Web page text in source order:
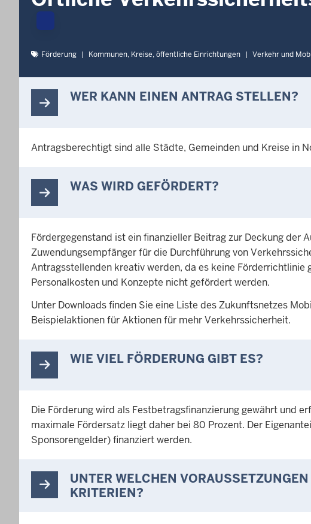
Förderung Kommunen, Kreise, öffentliche Einrichtungen Verkehr und
WER KANN EINEN ANTRAG STELLEN?
Antragsberechtigt sind alle Städte, Gemeinden und Kreise in
WAS WIRD GEFÖRDERT?
Fördergegenstand ist ein finanzieller Beitrag zur Deckung der
Zuwendungsempfänger für die Durchführung von
Antragsstellenden kreativ werden, da es keine
Personalkosten und Konzepte nicht gefördert werden.
Unter Downloads finden Sie eine Liste des Zukunftsnetzes
Beispielaktionen für Aktionen für mehr Verkehrssicherheit.
WIE VIEL FÖRDERUNG GIBT ES?
Die Förderung wird als Festbetragsfinanzierung gewährt und
maximale Fördersatz liegt daher bei 80 Prozent. Der
Sponsorengelder) finanziert werden.
UNTER WELCHEN
KRITERIEN?